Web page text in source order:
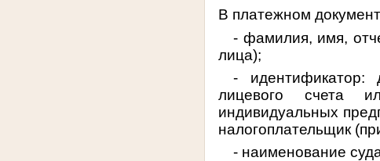
В платежном
- фамилия, имя,
лица);
- идентификатор:
лицевого счета
индивидуальных
налогоплательщик
- наименование